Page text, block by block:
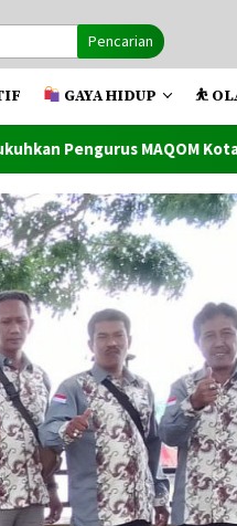
Pencarian
GAYA HIDUP ⛹️
Tanjung Balai Masa Bakti